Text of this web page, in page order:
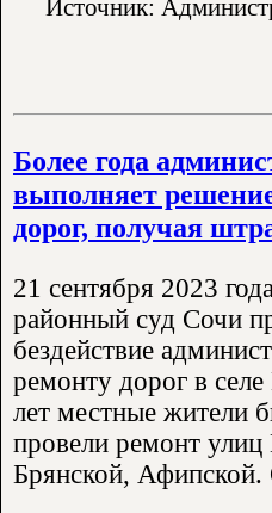
Источник:
Более года
выполняет
дорог, получая
21 сентября 2023
районный суд Сочи
бездействие
ремонту дорог в
лет местные жители
провели ремонт улиц
Брянской, Афипской.